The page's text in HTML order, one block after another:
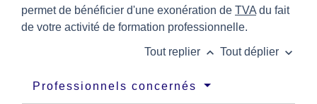
permet de bénéficier d'une exonération de TVA du fait
de votre activité de formation professionnelle.
Tout replier keyboard_arrow_up Tout déplier keyboard_arrow_down
Professionnels concernés